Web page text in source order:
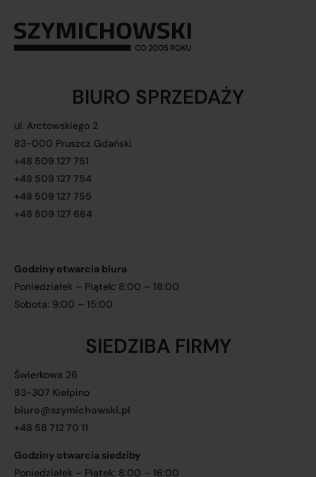
BIURO SPRZEDAŻY
ul. Arctowskiego 2
83-000 Pruszcz Gdański
+48 509 127 751
+48 509 127 754
+48 509 127 755
+48 509 127 664
Godziny otwarcia biura
Poniedziałek – Piątek: 8:00 – 18:00
Sobota: 9:00 – 15:00
SIEDZIBA FIRMY
Świerkowa 26
83-307 Kiełpino
biuro@szymichowski.pl
+48 58 712 70 11
Godziny otwarcia siedziby
Poniedziałek – Piątek: 8:00 – 16:00